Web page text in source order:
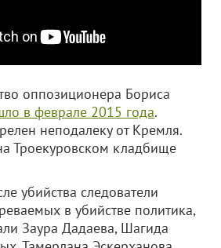
оппозиционера Бориса
в феврале 2015 года.
неподалеку от Кремля.
Троекуровском кладбище
убийства следователи
в убийстве политика,
Заура Дадаева, Шагида